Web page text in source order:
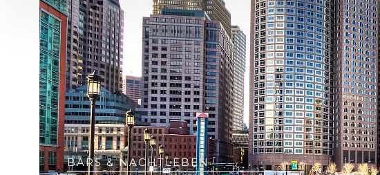
BARS & NACHTLEBEN